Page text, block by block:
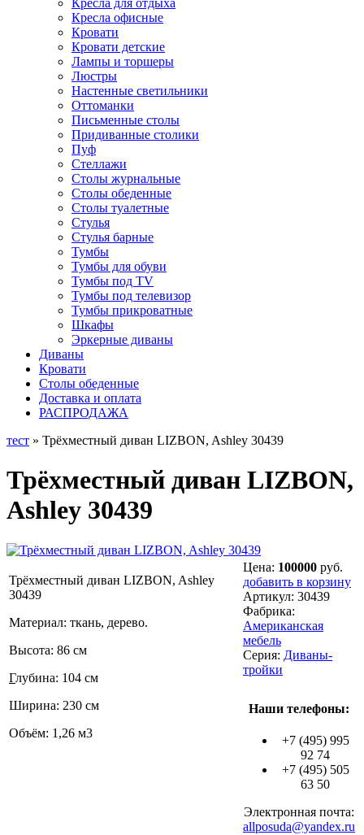
Кресла для отдыха
Кресла офисные
Кровати
Кровати детские
Лампы и торшеры
Люстры
Настенные светильники
Оттоманки
Письменные столы
Придиванные столики
Пуф
Стеллажи
Столы журнальные
Столы обеденные
Столы туалетные
Стулья
Стулья барные
Тумбы
Тумбы для обуви
Тумбы под TV
Тумбы под телевизор
Тумбы прикроватные
Шкафы
Эркерные диваны
Диваны
Кровати
Столы обеденные
Доставка и оплата
РАСПРОДАЖА
тест » Трёхместный диван LIZBON, Ashley 30439
Трёхместный диван LIZBON,
Ashley 30439
Трёхместный диван LIZBON, Ashley
30439
Материал: ткань, дерево.
Высота: 86 см
Глубина: 104 см
Ширина: 230 см
Объём: 1,26 м3
Цена: 100000 руб.
добавить в корзину
Артикул: 30439
Фабрика:
Американская
мебель
Серия: Диваны-
тройки
Наши телефоны:
+7 (495) 995
92 74
+7 (495) 505
63 50
Электронная почта:
allposuda@yandex.ru